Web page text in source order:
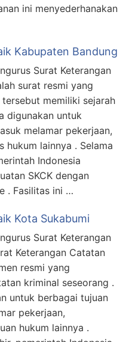
ini menyederhanakan
Kabupaten Bandung
Surat Keterangan
surat resmi yang
memiliki sejarah
digunakan untuk
melamar pekerjaan,
hukum lainnya . Selama
Indonesia
SKCK dengan
. Fasilitas ini …
Kota Sukabumi
Surat Keterangan
Keterangan Catatan
resmi yang
kriminal seseorang .
untuk berbagai tujuan
pekerjaan,
hukum lainnya .